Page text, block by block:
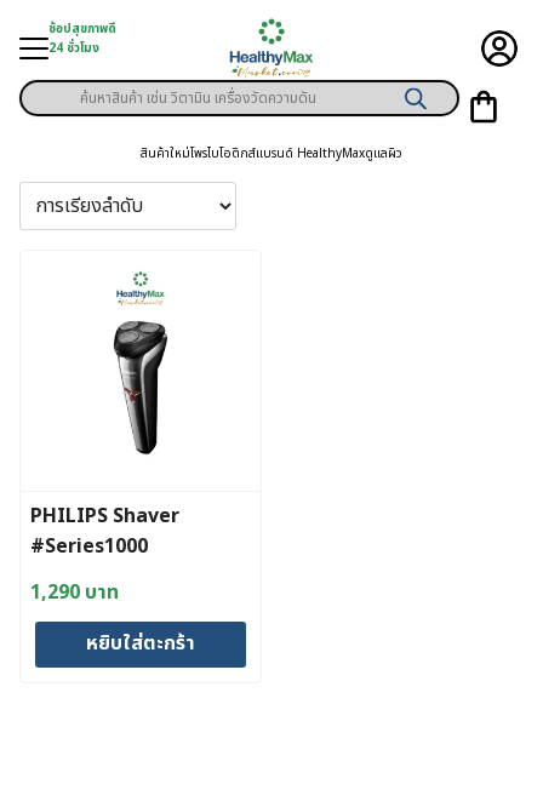
content
ช้อปสุขภาพดี
24 ชั่วโมง
มู่สินค้า
าพเฉพาะคุณ
Products
search
สินค้าใหม่โพรไบโอติกส์แบรนด์ HealthyMaxดูแลผิว
PHILIPS Shaver
#Series1000
1,290 บาท
หยิบใส่ตะกร้า